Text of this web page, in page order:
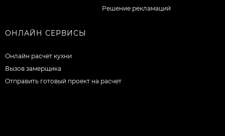
Решение рекламаций
ОНЛАЙН СЕРВИСЫ
Онлайн расчет кухни
Вызов замерщика
Отправить готовый проект на расчет